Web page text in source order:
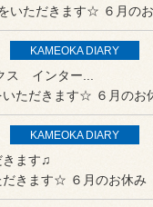
いただきます☆ ６月の
KAMEOKA DIARY
ス インター...
ただきます☆ ６月のお
KAMEOKA DIARY
きます♫
きます☆ ６月のお休み